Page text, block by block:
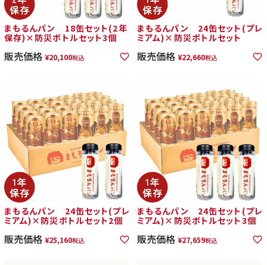
まもるんパン 18缶セット(2年
保存)×防災ボトルセット3個
販売価格 ¥20,100税込
まもるんパン 24缶セット(プレ
ミアム)×防災ボトルセット
販売価格 ¥22,660税込
まもるんパン 24缶セット(プレ
ミアム)×防災ボトルセット2個
販売価格 ¥25,160税込
まもるんパン 24缶セット(プレ
ミアム)×防災ボトルセット3個
販売価格 ¥27,659税込